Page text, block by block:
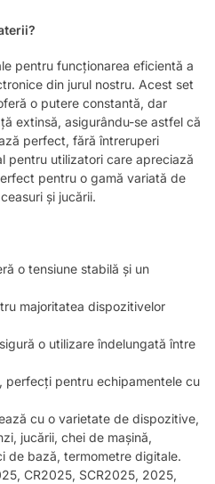
pentru funcționarea eficientă a
din jurul nostru. Acest set
o putere constantă, dar
extinsă, asigurându-se astfel că
perfect, fără întreruperi
pentru utilizatori care apreciază
pentru o gamă variată de
și jucării.
o tensiune stabilă și un
majoritatea dispozitivelor
o utilizare îndelungată între
perfecți pentru echipamentele cu
cu o varietate de dispozitive,
jucării, chei de mașină,
de bază, termometre digitale.
CR2025, SCR2025, 2025,